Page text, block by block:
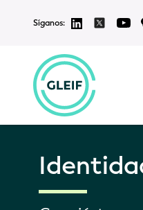
Síganos: